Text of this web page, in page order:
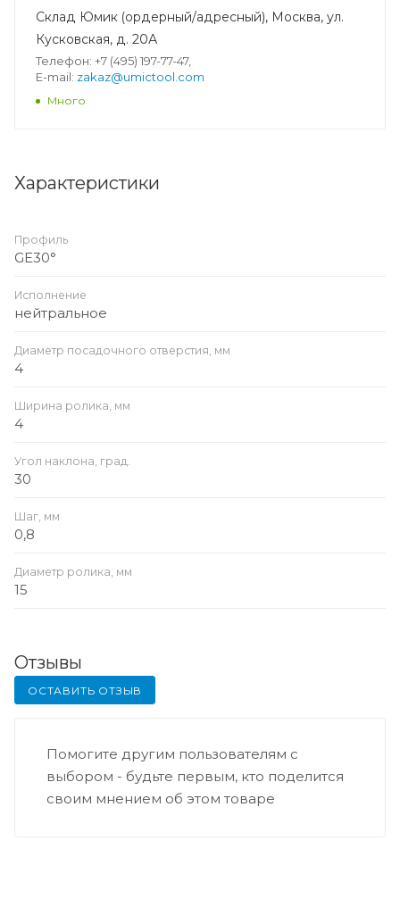
Склад Юмик (ордерный/адресный), Москва, ул.
Кусковская, д. 20А
Телефон: +7 (495) 197-77-47,
E-mail: zakaz@umictool.com
Много
Характеристики
Профиль
GE30°
Исполнение
нейтральное
Диаметр посадочного отверстия, мм
4
Ширина ролика, мм
4
Угол наклона, град.
30
Шаг, мм
0,8
Диаметр ролика, мм
15
Отзывы
ОСТАВИТЬ ОТЗЫВ
Помогите другим пользователям с
выбором - будьте первым, кто поделится
своим мнением об этом товаре